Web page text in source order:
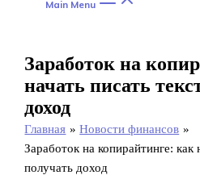
Main Menu
Заработок на
начать писать
доход
Главная
Новости финансов
Заработок на копирайтинге: как
получать доход